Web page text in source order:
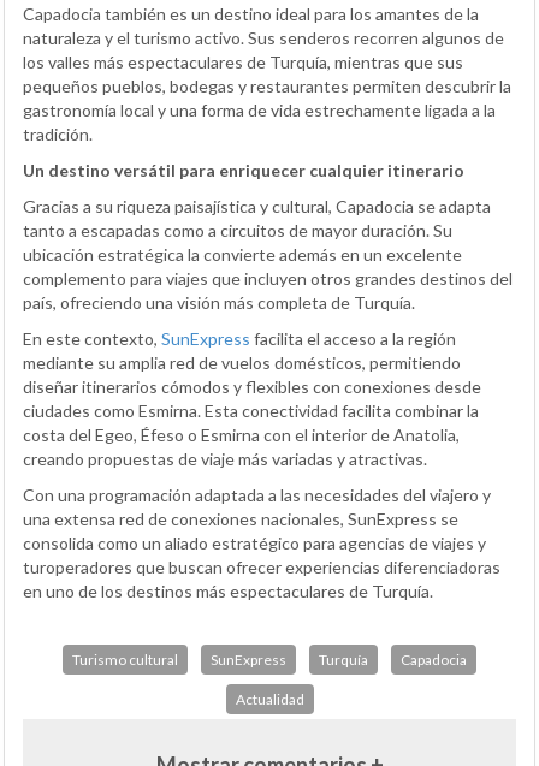
Capadocia también es un destino ideal para los amantes de la
naturaleza y el turismo activo. Sus senderos recorren algunos de
los valles más espectaculares de Turquía, mientras que sus
pequeños pueblos, bodegas y restaurantes permiten descubrir la
gastronomía local y una forma de vida estrechamente ligada a la
tradición.
Un destino versátil para enriquecer cualquier itinerario
Gracias a su riqueza paisajística y cultural, Capadocia se adapta
tanto a escapadas como a circuitos de mayor duración. Su
ubicación estratégica la convierte además en un excelente
complemento para viajes que incluyen otros grandes destinos del
país, ofreciendo una visión más completa de Turquía.
En este contexto, SunExpress facilita el acceso a la región
mediante su amplia red de vuelos domésticos, permitiendo
diseñar itinerarios cómodos y flexibles con conexiones desde
ciudades como Esmirna. Esta conectividad facilita combinar la
costa del Egeo, Éfeso o Esmirna con el interior de Anatolia,
creando propuestas de viaje más variadas y atractivas.
Con una programación adaptada a las necesidades del viajero y
una extensa red de conexiones nacionales, SunExpress se
consolida como un aliado estratégico para agencias de viajes y
turoperadores que buscan ofrecer experiencias diferenciadoras
en uno de los destinos más espectaculares de Turquía.
Turismo cultural SunExpress Turquía Capadocia
Actualidad